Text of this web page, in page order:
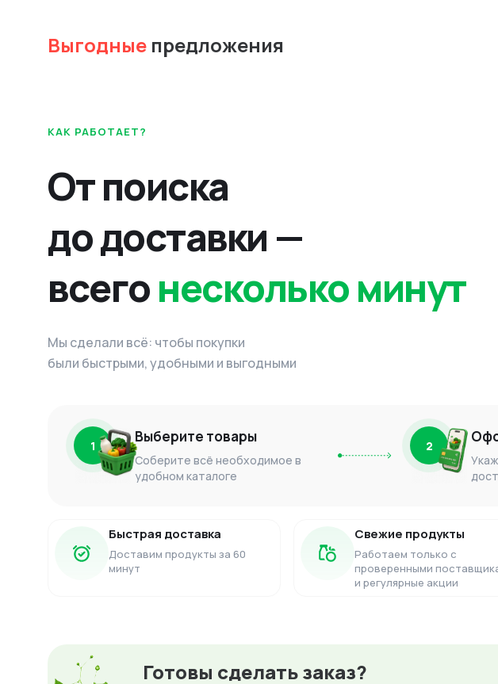
Выгодные предложения
КАК РАБОТАЕТ?
От поиска
до доставки —
всегонесколько минут
Мы сделали всё: чтобы покупки
были быстрыми, удобными и выгодными
1 Выберите товары
Соберите всё необходимое в
удобном каталоге
2
Быстрая доставка
Доставим продукты за 60
минут
Свежие продукты
Работаем только с
проверенными
и регулярные акции
Готовы сделать заказ?